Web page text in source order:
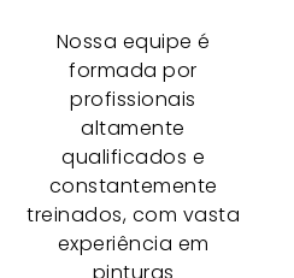
Nossa equipe é
formada por
profissionais
altamente
qualificados e
constantemente
treinados, com vasta
experiência em